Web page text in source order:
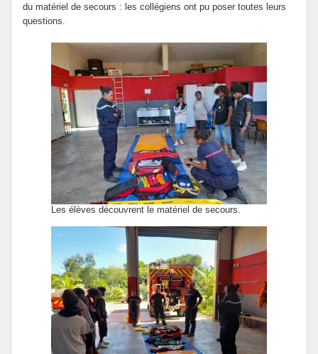
du matériel de secours : les collégiens ont pu poser toutes leurs
questions.
Les élèves découvrent le matériel de secours.